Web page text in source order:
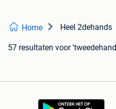
Home Heel 2dehands
57 resultaten voor